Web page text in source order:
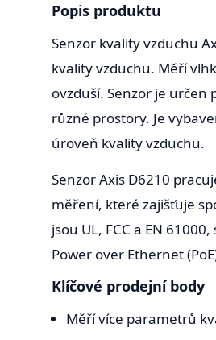
Popis produktu
Senzor kvality vzduchu
kvality vzduchu. Měří
ovzduší. Senzor je
různé prostory. Je
úroveň kvality vzduchu.
Senzor Axis D6210
měření, které zajišťuje
jsou UL, FCC a EN
Power over Ethernet
Klíčové prodejní body
Měří více parametrů